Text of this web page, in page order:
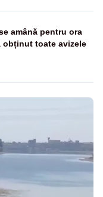
amână pentru ora
obținut toate avizele